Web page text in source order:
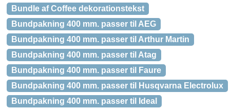
Bundle af Coffee dekorationstekst
Bundpakning 400 mm. passer til AEG
Bundpakning 400 mm. passer til Arthur Martin
Bundpakning 400 mm. passer til Atag
Bundpakning 400 mm. passer til Faure
Bundpakning 400 mm. passer til Husqvarna Electrolux
Bundpakning 400 mm. passer til Ideal